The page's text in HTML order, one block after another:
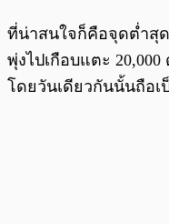
ที่น่าสนใจก็คือจุดต่ำสุด
พุ่งไปเกือบแตะ
โดยวันเดียวกันนั้นถือเ